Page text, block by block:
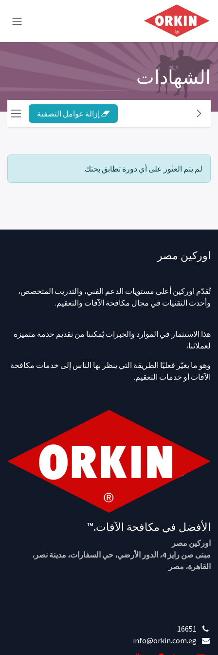
تخطي للذهاب إلى المحتوى
الشهادات
إزالة عوامل التصفية
لم يتم العثور على أي دورة تطابق بحثك
اوركين مصر
تُقدّم اوركين أعلى مستويات الدعم الفني، والتدريب المتخصص،
وأحدث التقنيات في مجال مكافحة الآفات والتعقيم.
هذا الاستثمار في الموارد والخبرات يُمكننا من تقديم خدمة متميزة
لعملائنا،
وهو ما يغيّر فعليًا الطريقة التي ينظر بها الناس إلى خدمات مكافحة
الآفات أو خدمات التعقيم.
الأفضل في مكافحة الآفات.™
اوركين مصر
مبنى صن رايز 4، الدور الأرضي، حي السفارات، مدينة نصر،
القاهرة، مصر
16651
info@orkin.com.eg